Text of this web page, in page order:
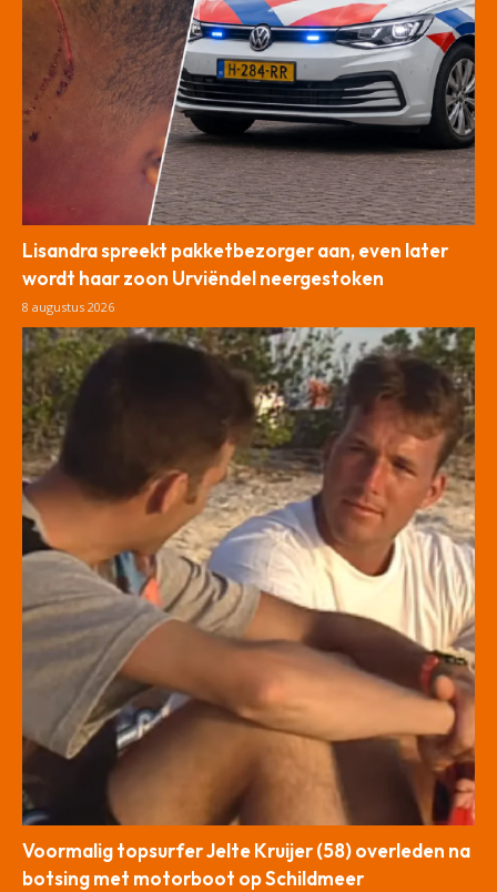
Lisandra spreekt pakketbezorger aan, even later
wordt haar zoon Urviëndel neergestoken
8 augustus 2026
Voormalig topsurfer Jelte Kruijer (58) overleden na
botsing met motorboot op Schildmeer